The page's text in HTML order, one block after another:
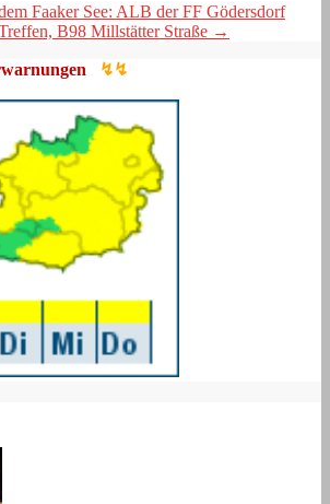
Faaker See: ALB der FF Gödersdorf
B98 Millstätter Straße →
↯↯